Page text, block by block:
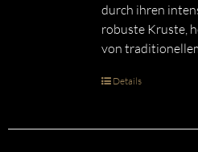
durch ihren
robuste Kruste,
von
Details